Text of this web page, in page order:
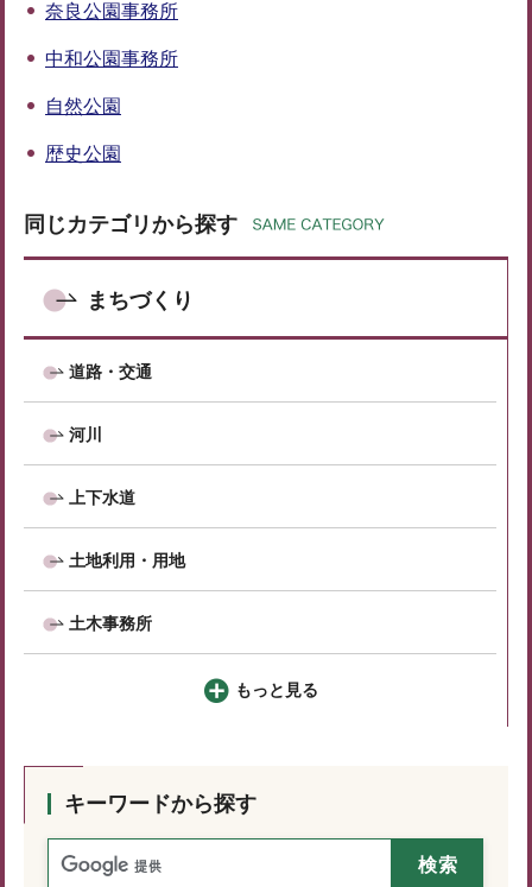
奈良公園事務所
中和公園事務所
自然公園
歴史公園
同じカテゴリから探す
まちづくり
道路・交通
河川
上下水道
土地利用・用地
土木事務所
もっと見る
キーワードから探す